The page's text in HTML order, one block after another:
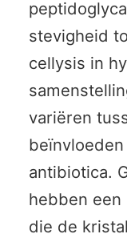
stevigheid
cellysis in
variëren
antibiotica.
hebben een
die de